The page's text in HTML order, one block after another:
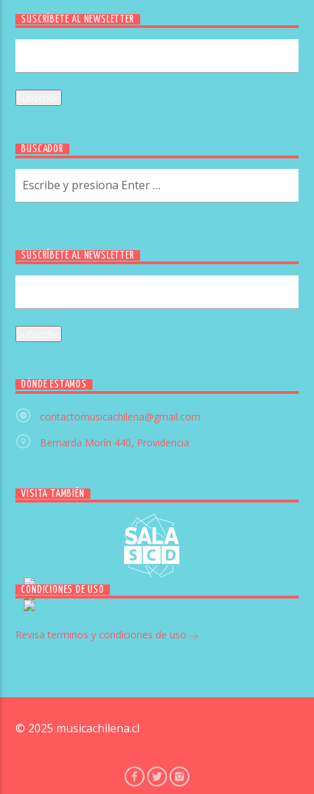
SUSCRÍBETE AL NEWSLETTER
BUSCADOR
SUSCRÍBETE AL NEWSLETTER
DÓNDE ESTAMOS
contactomusicachilena@gmail.com
Bernarda Morín 440, Providencia
VISITA TAMBIÉN
CONDICIONES DE USO
Revisa terminos y condiciones de uso
© 2025 musicachilena.cl